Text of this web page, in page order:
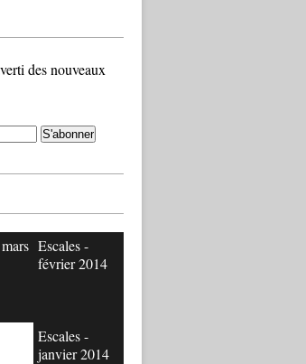
des nouveaux
Escales -
février 2014
Escales -
janvier 2014